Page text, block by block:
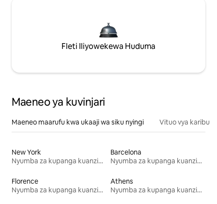
Fleti Iliyowekewa Huduma
Maeneo ya kuvinjari
Maeneo maarufu kwa ukaaji wa siku nyingi Vituo vya karibu
New York
Nyumba za kupanga kuanzia mwezi mmoja
Barcelona
Nyumba za kupanga kuanzia mwezi mmoja
Florence
Nyumba za kupanga kuanzia mwezi mmoja
Athens
Nyumba za kupanga kuanzia mwezi mmoja